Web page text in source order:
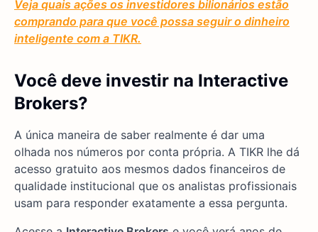
Veja quais ações os investidores bilionários estão
comprando para que você possa seguir o dinheiro
inteligente com a TIKR.
Você deve investir na Interactive
Brokers?
A única maneira de saber realmente é dar uma
olhada nos números por conta própria. A TIKR lhe dá
acesso gratuito aos mesmos dados financeiros de
qualidade institucional que os analistas profissionais
usam para responder exatamente a essa pergunta.